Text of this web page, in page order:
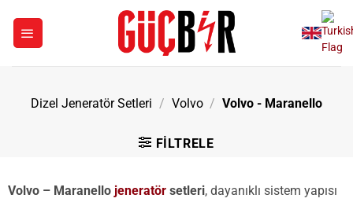
Dizel Jeneratör Setleri / Volvo / Volvo - Maranello
FILTRELE
Volvo – Maranello jeneratör setleri, dayanıklı sistem yapısı